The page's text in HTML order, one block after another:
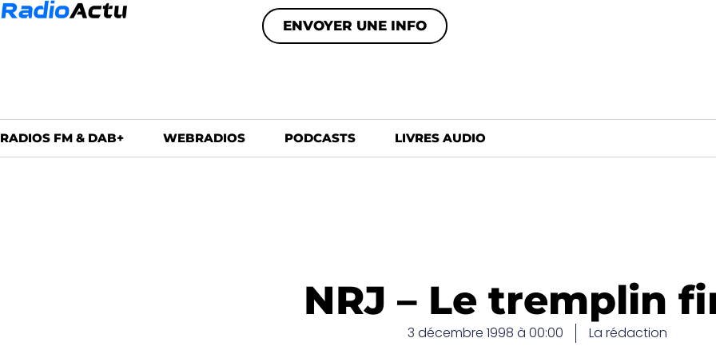
ENVOYER UNE INFO
RADIOS FM & DAB+ WEBRADIOS PODCASTS LIVRES AUDIO
NRJ – Le tremplin
3 décembre 1998 à 00:00 La rédaction